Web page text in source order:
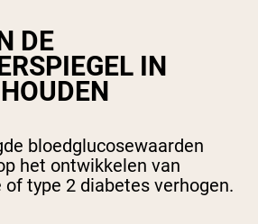
DE
IN
bloedglucosewaarden
het ontwikkelen van
type 2 diabetes verhogen.